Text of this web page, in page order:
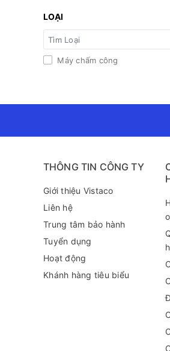
LOẠI
Máy chấm công
THÔNG TIN CÔNG TY
Giới thiệu Vistaco
Liên hệ
Trung tâm bảo hành
Tuyển dụng
Hoạt động
Khánh hàng tiêu biểu